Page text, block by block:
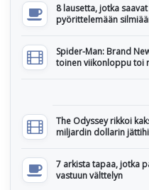
8 lausetta, jotka
pyörittelemään
Spider-Man: Brand
toinen viikonloppu toi
The Odyssey rikkoi
miljardin dollarin
7 arkista tapaa, jotka
vastuun välttelyn